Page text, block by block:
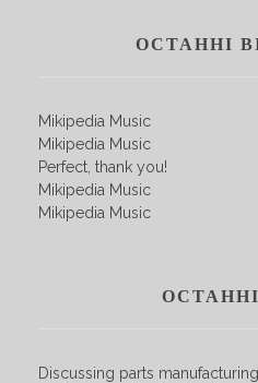
ОСТАННІ
Mikipedia Music
Mikipedia Music
Perfect, thank you!
Mikipedia Music
Mikipedia Music
Discussing parts